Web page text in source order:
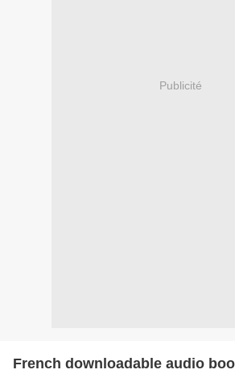
Publicité
French downloadable audio